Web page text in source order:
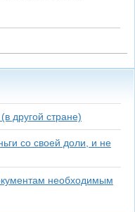
другой стране)
со своей доли, и не
необходимым